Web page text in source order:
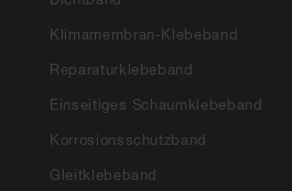
Klimamembran-Klebeband
Reparaturklebeband
Einseitiges Schaumklebeband
Korrosionsschutzband
Gleitklebeband